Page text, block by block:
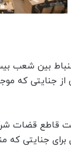
بین شعب
جنایتی که
قاطع قضات
جنایتی که